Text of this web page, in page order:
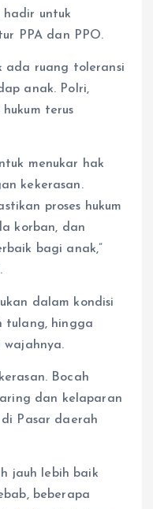
untuk
PPA dan PPO.
ada ruang toleransi
anak. Polri,
terus
menukar hak
kekerasan.
proses hukum
korban, dan
bagi anak,”
dalam kondisi
tulang, hingga
Bocah
dan kelaparan
Pasar daerah
jauh lebih baik
beberapa